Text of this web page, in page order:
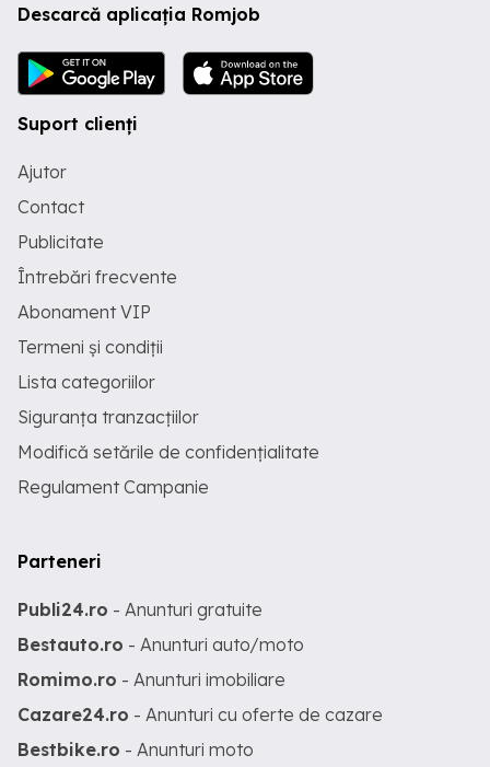
Descarcă aplicația Romjob
Suport clienți
Ajutor
Contact
Publicitate
Întrebări frecvente
Abonament VIP
Termeni și condiții
Lista categoriilor
Siguranța tranzacțiilor
Modifică setările de confidențialitate
Regulament Campanie
Parteneri
Publi24.ro - Anunturi gratuite
Bestauto.ro - Anunturi auto/moto
Romimo.ro - Anunturi imobiliare
Cazare24.ro - Anunturi cu oferte de cazare
Bestbike.ro - Anunturi moto